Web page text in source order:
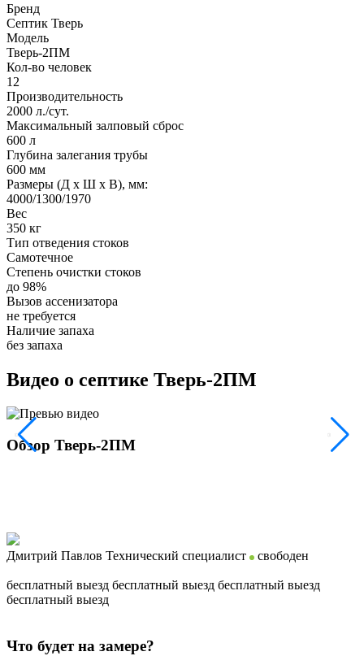
Бренд
Септик Тверь
Модель
Тверь-2ПМ
Кол-во человек
12
Производительность
2000 л./сут.
Максимальный залповый сброс
600 л
Глубина залегания трубы
600 мм
Размеры (Д х Ш х В), мм:
4000/1300/1970
Вес
350 кг
Тип отведения стоков
Самотечное
Степень очистки стоков
до 98%
Вызов ассенизатора
не требуется
Наличие запаха
без запаха
Видео о септике Тверь-2ПМ
Обзор Тверь-2ПМ
Дмитрий Павлов Технический специалист свободен
бесплатный выезд бесплатный выезд бесплатный выезд
бесплатный выезд
Что будет на замере?